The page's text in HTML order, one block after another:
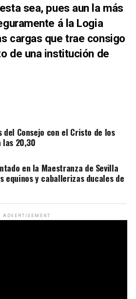
sea, pues aun la más
á la Logia
cargas que trae consigo
de una institución de
del Consejo con el Cristo de los
las 20,30
en la Maestranza de Sevilla
equinos y caballerizas ducales de
ADVERTISEMENT